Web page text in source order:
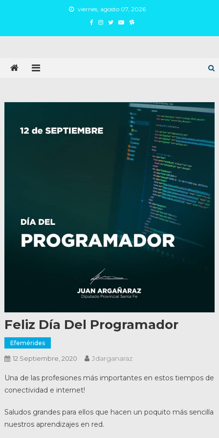
viernes, agosto 07, 2026
Feliz Día Del Programador
Efemérides
12 Septiembre, 2020 Jdarganaraz
Una de las profesiones más importantes en estos tiempos de
conectividad e internet!
Saludos grandes para ellos que hacen un poquito más sencilla
nuestros aprendizajes en red.